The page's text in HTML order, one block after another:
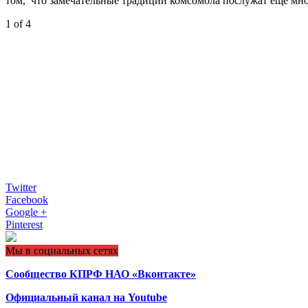
1 of 4
Twitter
Facebook
Google +
Pinterest
Мы в социальных сетях
Сообщество КПРФ НАО «Вконтакте»
Официальный канал на Youtube